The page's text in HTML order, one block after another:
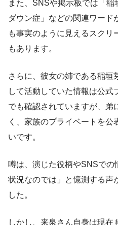
また、SNSや掲示板では「
ダウン症」などの関連ワード
も事実のように見えるスクリ
もあります。
さらに、彼女の姉である稲垣
して活動していた情報は公
でも確認されていますが、弟
く、家族のプライベートを
いです。
噂は、演じた役柄やSNSでの
状況なのでは」と憶測する声
した。
しかし、来泉さん自身は現